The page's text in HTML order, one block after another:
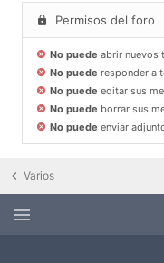
Permisos del foro
No puede abrir nuevos
No puede responder a
No puede editar sus
No puede borrar sus
No puede enviar
Varios